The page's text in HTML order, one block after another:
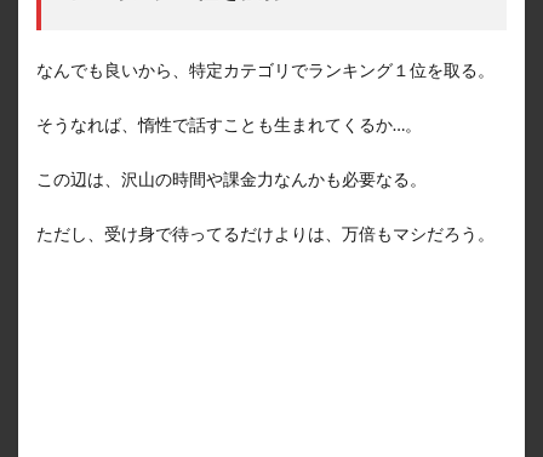
なんでも良いから、特定カテゴリでランキング１位を取る。
そうなれば、惰性で話すことも生まれてくるか…。
この辺は、沢山の時間や課金力なんかも必要なる。
ただし、受け身で待ってるだけよりは、万倍もマシだろう。